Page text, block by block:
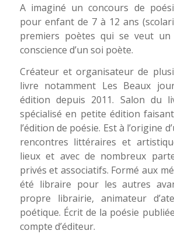
A imaginé un concours de
pour enfant de 7 à 12 ans
premiers poètes qui se veut
conscience d’un soi poète.
Créateur et organisateur de
livre notamment Les Beaux
édition depuis 2011. Salon du
spécialisé en petite édition
l’édition de poésie. Est à l’origine
rencontres littéraires et
lieux et avec de nombreux
privés et associatifs. Formé aux
été libraire pour les autres
propre librairie, animateur
poétique. Écrit de la poésie
compte d’éditeur.